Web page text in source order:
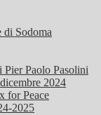
di Sodoma
Pier Paolo Pasolini
2024
for Peace
2025